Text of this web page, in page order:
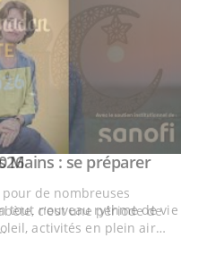
Mains : se préparer
nouveau rythme de vie !
activités en plein air…
Youtube
de nombreuses
c'est une période de